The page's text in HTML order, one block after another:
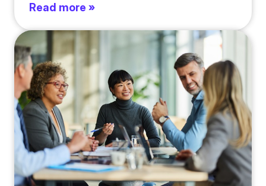
Read more »